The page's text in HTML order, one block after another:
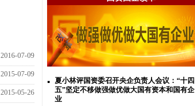
2016-07-09
2015-07-09
2015-05-26
夏小林评国资委召开央企负责人会议：“十四
五”坚定不移做强做优做大国有资本和国有企
业